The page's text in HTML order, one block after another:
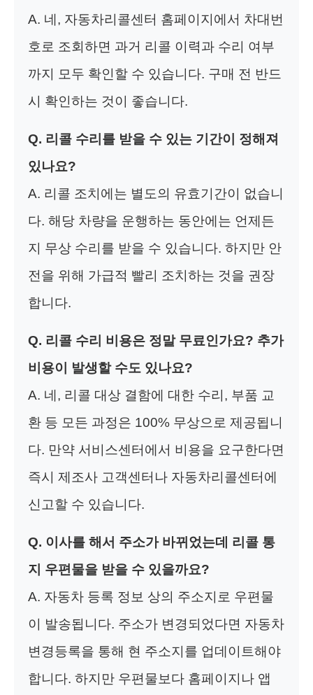
A. 네, 자동차리콜센터 홈페이지에서 차대번
호로 조회하면 과거 리콜 이력과 수리 여부
까지 모두 확인할 수 있습니다. 구매 전 반드
시 확인하는 것이 좋습니다.
Q. 리콜 수리를 받을 수 있는 기간이 정해져
있나요?
A. 리콜 조치에는 별도의 유효기간이 없습니
다. 해당 차량을 운행하는 동안에는 언제든
지 무상 수리를 받을 수 있습니다. 하지만 안
전을 위해 가급적 빨리 조치하는 것을 권장
합니다.
Q. 리콜 수리 비용은 정말 무료인가요? 추가
비용이 발생할 수도 있나요?
A. 네, 리콜 대상 결함에 대한 수리, 부품 교
환 등 모든 과정은 100% 무상으로 제공됩니
다. 만약 서비스센터에서 비용을 요구한다면
즉시 제조사 고객센터나 자동차리콜센터에
신고할 수 있습니다.
Q. 이사를 해서 주소가 바뀌었는데 리콜 통
지 우편물을 받을 수 있을까요?
A. 자동차 등록 정보 상의 주소지로 우편물
이 발송됩니다. 주소가 변경되었다면 자동차
변경등록을 통해 현 주소지를 업데이트해야
합니다. 하지만 우편물보다 홈페이지나 앱